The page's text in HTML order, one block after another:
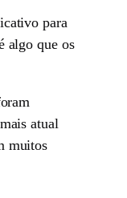
para
algo que os
atual
muitos